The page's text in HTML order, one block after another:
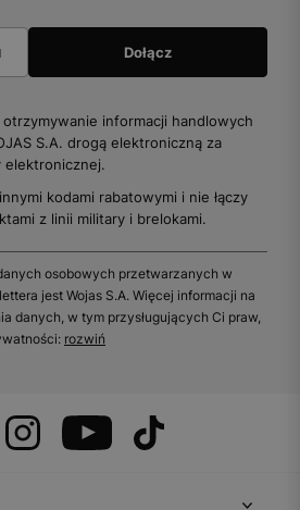
informacji handlowych
S.A. drogą elektroniczną za
kodami rabatowymi i nie łączy
z linii military i brelokami.
osobowych przetwarzanych w
jest Wojas S.A. Więcej informacji na
danych, w tym przysługujących Ci praw,
rozwiń